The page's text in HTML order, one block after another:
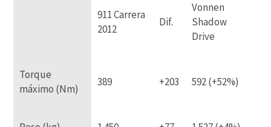
911 Carrera
2012
Dif.
Vonnen
Shadow
Drive
Torque
máximo (Nm)
389 +203 592 (+52%)